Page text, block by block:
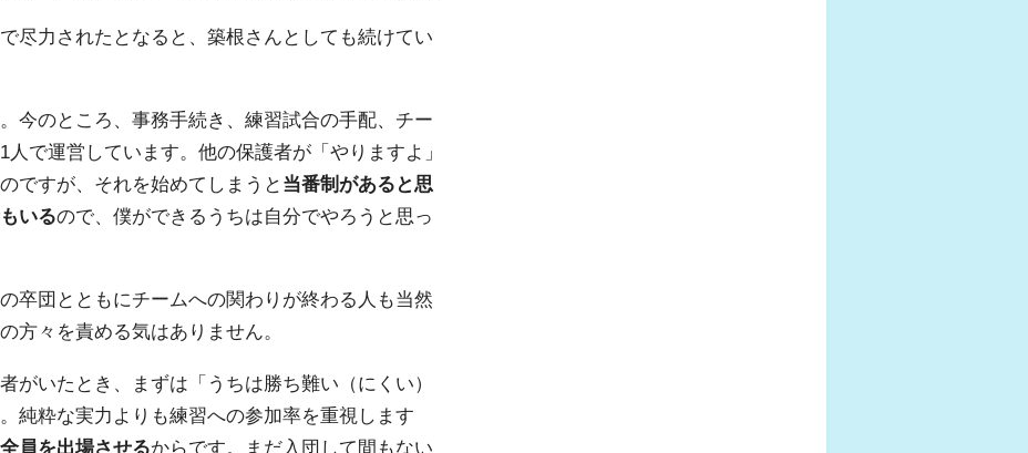
尽力されたとなると、築根さんとしても続けてい
今のところ、事務手続き、練習試合の手配、チー
で運営しています。他の保護者が「やりますよ」
ですが、それを始めてしまうと 当番制があると思
いるので、僕ができるうちは自分でやろうと思っ
卒団とともにチームへの関わりが終わる人も当然
方々を責める気はありません。
がいたとき、まずは「うちは勝ち難い（にくい）
純粋な実力よりも練習への参加率を重視します
員を出場させるからです。まだ入団して間もない